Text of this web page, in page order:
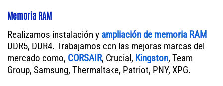
Memoria RAM
Realizamos instalación y ampliación de memoria RAM
DDR5, DDR4. Trabajamos con las mejoras marcas del
mercado como, CORSAIR, Crucial, Kingston, Team
Group, Samsung, Thermaltake, Patriot, PNY, XPG.